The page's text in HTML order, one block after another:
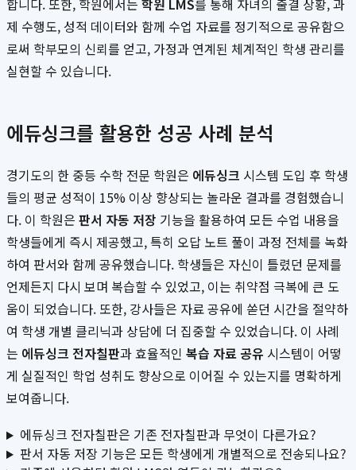
합니다. 또한, 학원에서는 학원 LMS를 통해 자녀의 출결 상황, 과
제 수행도, 성적 데이터와 함께 수업 자료를 정기적으로 공유함으
로써 학부모의 신뢰를 얻고, 가정과 연계된 체계적인 학생 관리를
실현할 수 있습니다.
에듀싱크를 활용한 성공 사례 분석
경기도의 한 중등 수학 전문 학원은 에듀싱크 시스템 도입 후 학생
들의 평균 성적이 15% 이상 향상되는 놀라운 결과를 경험했습니
다. 이 학원은 판서 자동 저장 기능을 활용하여 모든 수업 내용을
학생들에게 즉시 제공했고, 특히 오답 노트 풀이 과정 전체를 녹화
하여 판서와 함께 공유했습니다. 학생들은 자신이 틀렸던 문제를
언제든지 다시 보며 복습할 수 있었고, 이는 취약점 극복에 큰 도
움이 되었습니다. 또한, 강사들은 자료 공유에 쏟던 시간을 절약하
여 학생 개별 클리닉과 상담에 더 집중할 수 있었습니다. 이 사례
는 에듀싱크 전자칠판과 효율적인 복습 자료 공유 시스템이 어떻
게 실질적인 학업 성취도 향상으로 이어질 수 있는지를 명확하게
보여줍니다.
에듀싱크 전자칠판은 기존 전자칠판과 무엇이 다른가요?
판서 자동 저장 기능은 모든 학생에게 개별적으로 전송되나요?